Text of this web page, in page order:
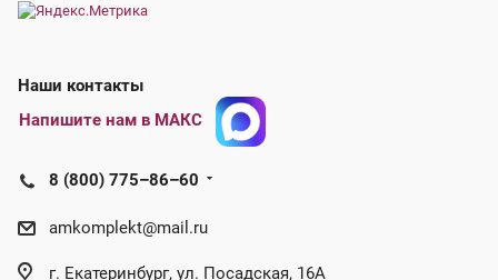
Наши контакты
Напишите нам в МАКС
8 (800) 775–86–60
amkomplekt@mail.ru
г. Екатеринбург, ул. Посадская, 16А